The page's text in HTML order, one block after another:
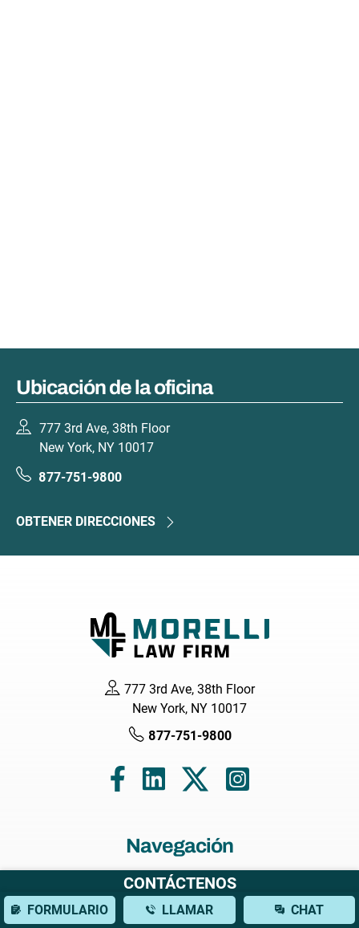
Ubicación de la oficina
777 3rd Ave, 38th Floor
New York, NY 10017
877-751-9800
OBTENER DIRECCIONES
777 3rd Ave, 38th Floor
New York, NY 10017
877-751-9800
Navegación
Hogar
Acerca de nosotros
CONTÁCTENOS
FORMULARIO LLAMAR CHAT